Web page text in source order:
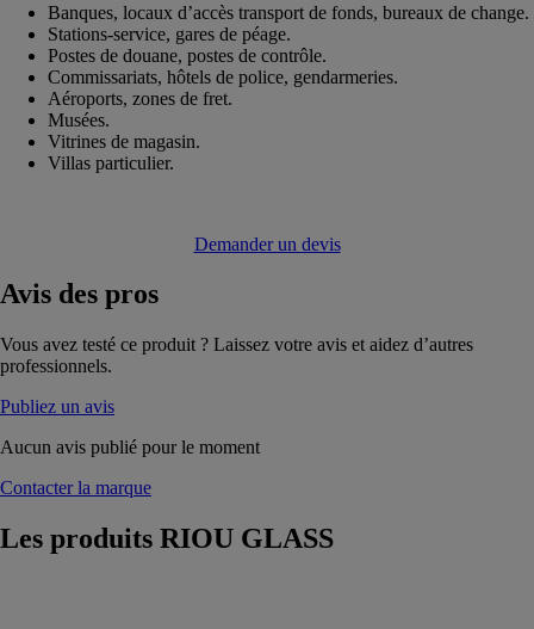
Banques, locaux d’accès transport de fonds, bureaux de change.
Stations-service, gares de péage.
Postes de douane, postes de contrôle.
Commissariats, hôtels de police, gendarmeries.
Aéroports, zones de fret.
Musées.
Vitrines de magasin.
Villas particulier.
Demander un devis
Avis des pros
Vous avez testé ce produit ? Laissez votre avis et aidez d’autres
professionnels.
Publiez un avis
Aucun avis publié pour le moment
Contacter la marque
Les produits RIOU GLASS